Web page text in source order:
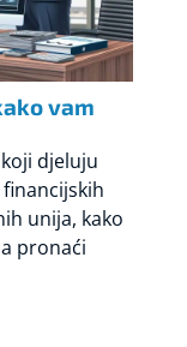
vam
djeluju
unija, kako
pronaći